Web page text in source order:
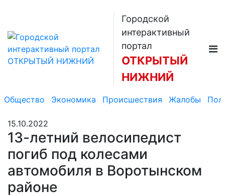
Городской
интерактивный
портал
ОТКРЫТЫЙ
НИЖНИЙ
Общество Экономика Происшествия Жалобы
15.10.2022
13-летний велосипедист
погиб под колесами
автомобиля в Воротынском
районе